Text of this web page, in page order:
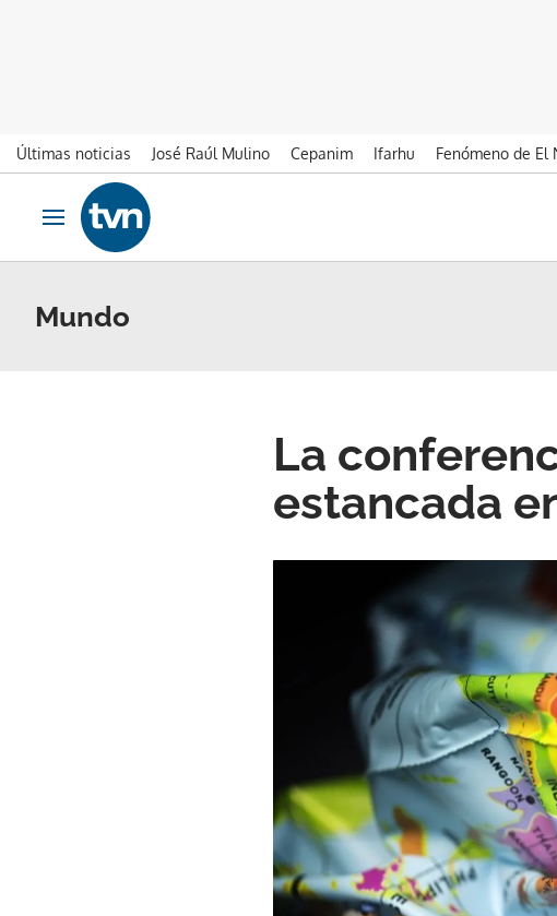
Últimas noticias José Raúl Mulino Cepanim Ifarhu Fenómeno de El
Ir al contenido
Obrir navegació
Mundo
La
estancada